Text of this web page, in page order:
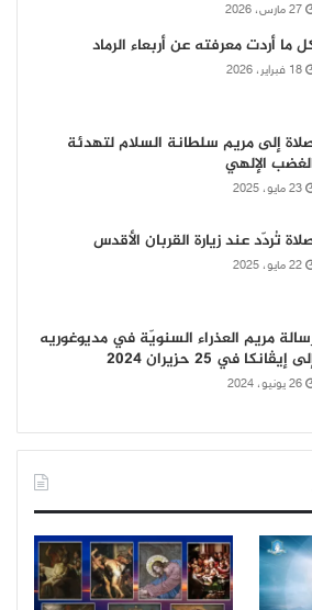
27 مارس، 2026
ما أردت معرفته عن أربعاء الرماد
18 فبراير، 2026
إلى مريم سلطانة السلام لتهدئة
الإلهي
23 مايو، 2025
تُردّد عند زيارة القربان الأقدس
22 مايو، 2025
مريم العذراء السنويّة في مديوغوريه
إيڤانكا في 25 حزيران 2024
26 يونيو، 2024